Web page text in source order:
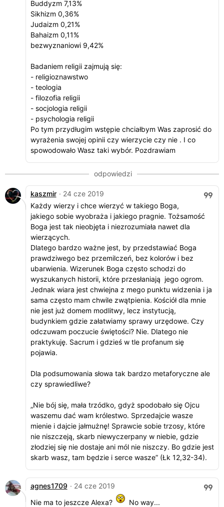
Buddyzm 7,13%
Sikhizm 0,36%
Judaizm 0,21%
Bahaizm 0,11%
bezwyznaniowi 9,42%
Badaniem religii zajmują się:
- religioznawstwo
- teologia
- filozofia religii
- socjologia religii
- psychologia religii
Po tym przydługim wstępie chciałbym Was zaprosić do
wyrażenia swojej opinii czy wierzycie czy nie . I co
spowodowało Wasz taki wybór. Pozdrawiam
kaszmir · 24 cze 2019
Każdy wierzy i chce wierzyć w takiego Boga,
jakiego sobie wyobraża i jakiego pragnie. Tożsamość
Boga jest tak nieobjęta i niezrozumiała nawet dla
wierzących.
Dlatego bardzo ważne jest, by przedstawiać Boga
prawdziwego bez przemilczeń, bez kolorów i bez
ubarwienia. Wizerunek Boga często schodzi do
wyszukanych historii, które przesłaniają jego ogrom.
Jednak wiara jest chwiejna z mego punktu widzenia i ja
sama często mam chwile zwątpienia. Kościół dla mnie
nie jest już domem modlitwy, lecz instytucją,
budynkiem gdzie załatwiamy sprawy urzędowe. Czy
odczuwam poczucie świętości? Nie. Dlatego nie
praktykuję. Sacrum i gdzieś w tle profanum się
pojawia.
Dla podsumowania słowa tak bardzo metaforyczne ale
czy sprawiedliwe?
„Nie bój się, mała trzódko, gdyż spodobało się Ojcu
waszemu dać wam królestwo. Sprzedajcie wasze
mienie i dajcie jałmużnę! Sprawcie sobie trzosy, które
nie niszczeją, skarb niewyczerpany w niebie, gdzie
złodziej się nie dostaje ani mól nie niszczy. Bo gdzie jest
skarb wasz, tam będzie i serce wasze” (Łk 12,32-34).
agnes1709 · 24 cze 2019
Nie ma to jeszcze Alexa?
No way...